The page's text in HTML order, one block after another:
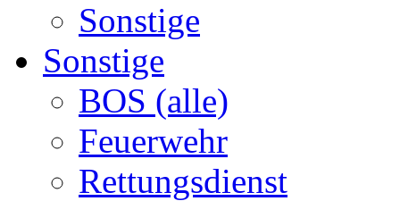
Sonstige
Sonstige
BOS (alle)
Feuerwehr
Rettungsdienst